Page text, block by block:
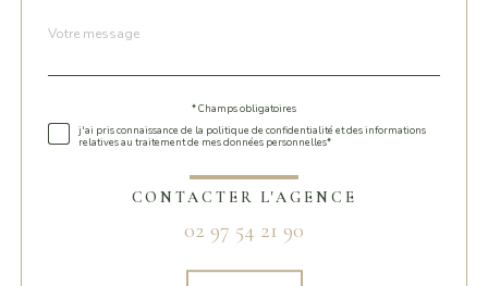
Fieldset
Message
*
* Champs obligatoires
j'ai pris connaissance de la politique de confidentialité et des informations
relatives au traitement de mes données personnelles*
CONTACTER L'AGENCE
02 97 54 21 90